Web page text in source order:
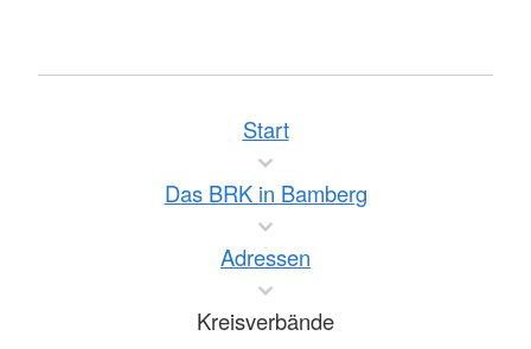
Start
Das BRK in Bamberg
Adressen
Kreisverbände